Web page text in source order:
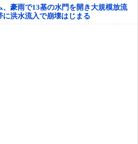
、豪雨で13基の水門を開き大規模放流
に洪水流入で崩壊はじまる